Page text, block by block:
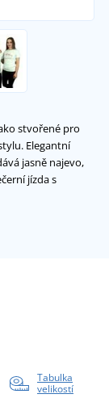
stvořené pro
Elegantní
jasně najevo,
jízda s
Tabulka
velikostí